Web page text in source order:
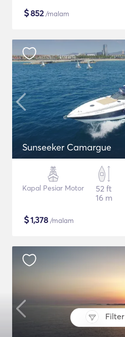
Filter
$852/malam
Sunseeker Camargue
Kapal Pesiar Motor
52 ft
16 m
$1,378 /malam